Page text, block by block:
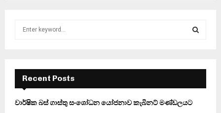
f
r
E
A
Recent Posts
වාර්ෂික බස් ගාස්තු සංශෝධන යෝජනාව කැබිනට් මණ්ඩලයට